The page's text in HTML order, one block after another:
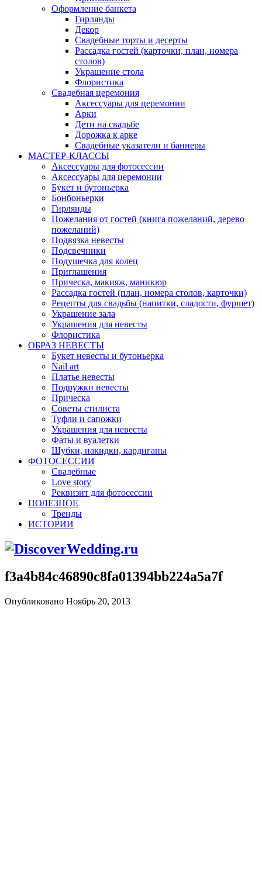
Оформление банкета
Гирлянды
Декор
Свадебные торты и десерты
Рассадка гостей (карточки, план, номера
столов)
Украшение стола
Флористика
Свадебная церемония
Аксессуары для церемонии
Арки
Дети на свадьбе
Дорожка к арке
Свадебные указатели и баннеры
МАСТЕР-КЛАССЫ
Аксессуары для фотосессии
Аксессуары для церемонии
Букет и бутоньерка
Бонбоньерки
Гирлянды
Пожелания от гостей (книга пожеланий, дерево
пожеланий)
Подвязка невесты
Подсвечники
Подушечка для колец
Приглашения
Прическа, макияж, маникюр
Рассадка гостей (план, номера столов, карточки)
Рецепты для свадьбы (напитки, сладости, фуршет)
Украшение зала
Украшения для невесты
Флористика
ОБРАЗ НЕВЕСТЫ
Букет невесты и бутоньерка
Nail art
Платье невесты
Подружки невесты
Прическа
Советы стилиста
Туфли и сапожки
Украшения для невесты
Фаты и вуалетки
Шубки, накидки, кардиганы
ФОТОСЕССИИ
Свадебные
Love story
Реквизит для фотосессии
ПОЛЕЗНОЕ
Тренды
ИСТОРИИ
f3a4b84c46890c8fa01394bb224a5a7f
Опубликовано Ноябрь 20, 2013